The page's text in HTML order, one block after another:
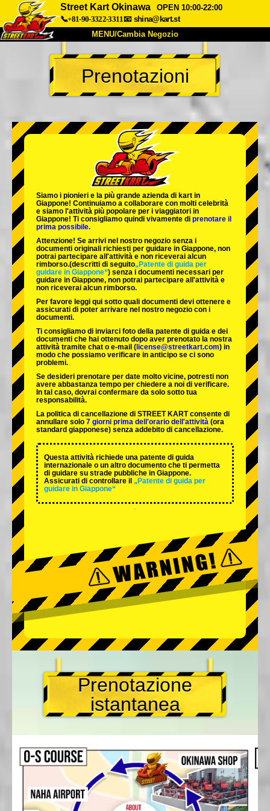
Street Kart Okinawa
OPEN 10:00-22:00
📞+81-90-3322-3311📧 shina@kart.st
MENU/Cambia Negozio
INIZIO
Chi Siamo Specifiche Prezzo
Azienda Prenotazioni
Cambia Negozio
Tokyo Shinagawa Tokyo Akihabara#1
Tokyo Akihabara#2
Tokyo Shibuya Annex Tokyo Bay
Tokyo Asakusa Osaka
Okinawa
Prenotazioni
Siamo i pionieri e la più grande azienda di kart in
Giappone! Continuiamo a collaborare con molti celebrità
e siamo l'attività più popolare per i viaggiatori in
Giappone! Ti consigliamo quindi vivamente di prenotare il
prima possibile.
Attenzione! Se arrivi nel nostro negozio senza i
documenti originali richiesti per guidare in Giappone, non
potrai partecipare all'attività e non riceverai alcun
rimborso.(descritti di seguito„Patente di guida per
guidare in Giappone“) senza i documenti necessari per
guidare in Giappone, non potrai partecipare all'attività e
non riceverai alcun rimborso.
Per favore leggi qui sotto quali documenti devi ottenere e
assicurati di poter arrivare nel nostro negozio con i
documenti.
Ti consigliamo di inviarci foto della patente di guida e dei
documenti che hai ottenuto dopo aver prenotato la nostra
attività tramite chat o e-mail ( license@streetkart.com) in
modo che possiamo verificare in anticipo se ci sono
problemi.
Se desideri prenotare per date molto vicine, potresti non
avere abbastanza tempo per chiedere a noi di verificare.
In tal caso, dovrai confermare da solo sotto tua
responsabilità.
La politica di cancellazione di STREET KART consente di
annullare solo 7 giorni prima dell'orario dell'attività (ora
standard giapponese) senza addebito di cancellazione.
Questa attività richiede una patente di guida
internazionale o un altro documento che ti permetta
di guidare su strade pubbliche in Giappone.
Assicurati di controllare il „Patente di guida per
guidare in Giappone“
Prenotazione
istantanea